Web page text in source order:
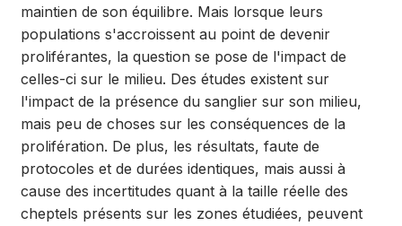
maintien de son équilibre. Mais lorsque leurs
populations s'accroissent au point de devenir
proliférantes, la question se pose de l'impact de
celles-ci sur le milieu. Des études existent sur
l'impact de la présence du sanglier sur son milieu,
mais peu de choses sur les conséquences de la
prolifération. De plus, les résultats, faute de
protocoles et de durées identiques, mais aussi à
cause des incertitudes quant à la taille réelle des
cheptels présents sur les zones étudiées, peuvent